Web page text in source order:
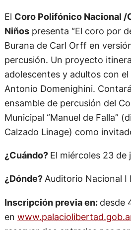
El Coro Polifónico Nacional /
Niñospresenta “El coro por
Burana de Carl Orff en
percusión. Un proyecto
adolescentes y adultos con
Antonio Domenighini.
ensamble de percusión del
Municipal “Manuel de Falla”
Calzado Linage) como
¿Cuándo? El miércoles 23 de
¿Dónde? Auditorio Nacional I
Inscripción previa en: desde
en